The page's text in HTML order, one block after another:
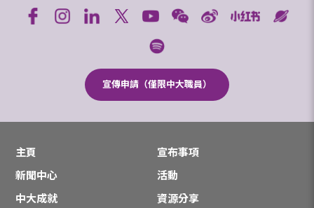
宣傳申請（僅限中大職員）
主頁
宣布事項
新聞中心
活動
中大成就
資源分享